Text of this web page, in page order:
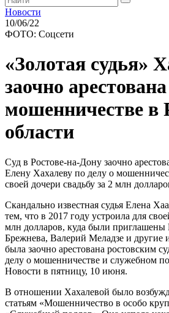
Новости
10/06/22
ФОТО: Соцсети
«Золотая судья»
заочно
мошенничестве в
области
Суд в Ростове-на-Дону заочно
Елену Хахалеву по делу о
своей дочери свадьбу за 2 млн
Скандально известная судья Елена
тем, что в 2017 году устроила для
млн долларов, куда были приглашены
Брежнева, Валерий Меладзе и другие
была заочно арестована ростовским
делу о мошенничестве и служебном
Новости в пятницу, 10 июня.
В отношении Хахалевой было
статьям «Мошенничество в особо